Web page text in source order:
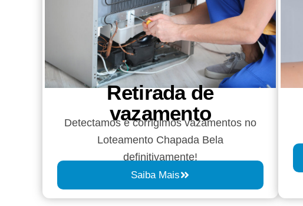
Retirada de
vazamento​​
Detectamos e corrigimos vazamentos no
Loteamento Chapada Bela
definitivamente!
Saiba Mais